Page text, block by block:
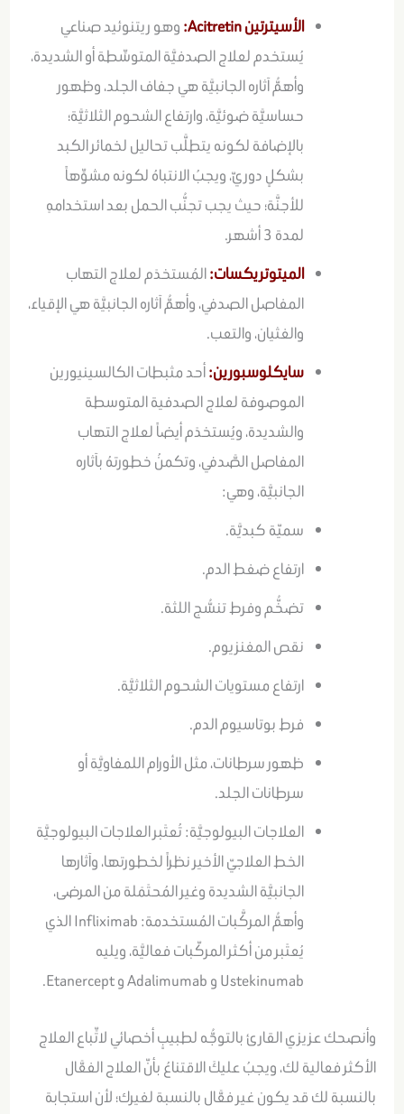
الأسيترتين Acitretin:
وهو ريتنوئيد صناعي
يُستخدم لعلاج الصدفيَّة المتوسِّطة أو الشديدة،
وأهمُّ آثاره الجانبيَّة هي جفاف الجلد، وظهور
حساسيَّة ضوئيَّة، وارتفاع الشحوم الثلاثيَّة؛
بالإضافة لكونه يتطلَّب تحاليل لخمائر الكبد
بشكلٍ دوريّ، ويجبُ الانتباهُ لكونه مشوِّهاً
للأجنَّة؛ حيث يجب تجنُّب الحمل بعد استخدامهِ
لمدة 3 أشهر.
الميتوتريكسات:المُستخدَم لعلاج التهاب
المفاصل الصدفي، وأهمُّ آثاره الجانبيَّة هي الإقياء،
والغثيان، والتعب.
سايكلوسبورين:أحد مثبطات الكالسينيورين
الموصوفة لعلاج الصدفية المتوسطة
والشديدة، ويُستخدَم أيضاً لعلاج التهاب
المفاصل الصَّدفي، وتكمنُ خطورتهُ بآثاره
الجانبيَّة، وهي:
سميّة كبديَّة.
ارتفاع ضغط الدم.
تضخُّم وفرط تنسُّج اللثة.
نقص المغنزيوم.
ارتفاع مستويات الشحوم الثلاثيَّة.
فرط بوتاسيوم الدم.
ظهور سرطانات، مثل الأورام اللمفاويَّة أو
سرطانات الجلد.
العلاجات البيولوجيَّة: تُعتَبر العلاجات البيولوجيَّة
الخط العلاجيّ الأخير نظراً لخطورتها، وآثارها
الجانبيَّة الشديدة وغير المُحتَمَلة من المرضى،
وأهمُّ المركَّبات المُستخدمة: Infliximab الذي
يُعتَبر من أكثر المركّبات فعاليَّة، ويليه
Ustekinumab و Adalimumab و Etanercept.
وأنصحك عزيزي القارئ بالتوجُّه لطبيبٍ أخصائي لاتِّباع العلاج
الأكثر فعالية لك، ويجبُ عليكَ الاقتناعُ بأنّ العلاج الفعَّال
بالنسبة لك قد يكون غير فعَّال بالنسبة لغيرك؛ لأن استجابة